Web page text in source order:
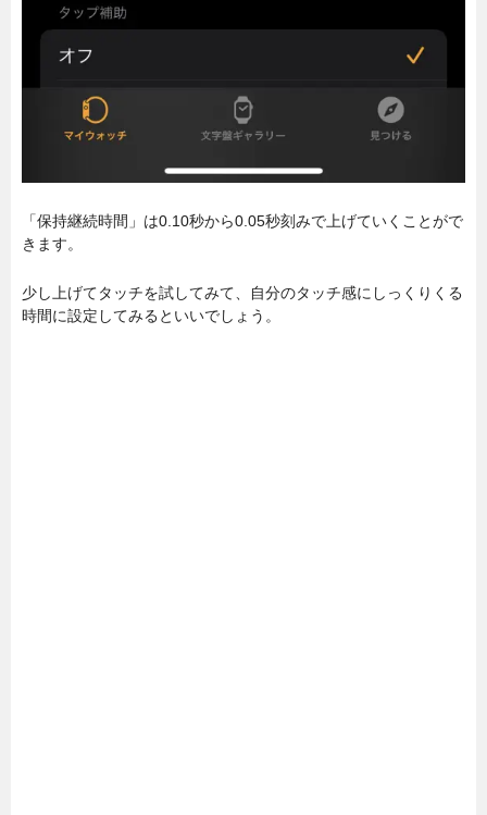
「保持継続時間」は0.10秒から0.05秒刻みで上げていくことがで
きます。
少し上げてタッチを試してみて、自分のタッチ感にしっくりくる
時間に設定してみるといいでしょう。